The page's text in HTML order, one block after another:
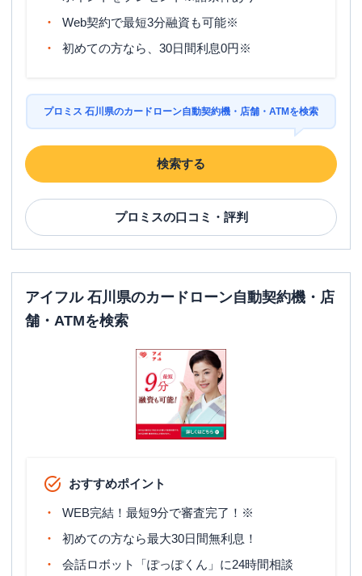
Web契約で最短3分融資も可能※
初めての方なら、30日間利息0円※
プロミス 石川県のカードローン自動契約機・店舗・ATMを検索
検索する
プロミスの口コミ・評判
アイフル 石川県のカードローン自動契約機・店
舗・ATMを検索
おすすめポイント
WEB完結！最短9分で審査完了！※
初めての方なら最大30日間無利息！
会話ロボット「ぽっぽくん」に24時間相談